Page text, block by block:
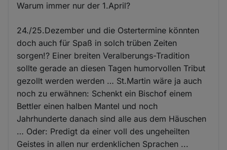
Warum immer nur der 1.April?
24./25.Dezember und die Ostertermine könnten
doch auch für Spaß in solch trüben Zeiten
sorgen!? Einer breiten Veralberungs-Tradition
sollte gerade an diesen Tagen humorvollen Tribut
gezollt werden werden … St.Martin wäre ja auch
noch zu erwähnen: Schenkt ein Bischof einem
Bettler einen halben Mantel und noch
Jahrhunderte danach sind alle aus dem Häuschen
… Oder: Predigt da einer voll des ungeheilten
Geistes in allen nur erdenklichen Sprachen ...